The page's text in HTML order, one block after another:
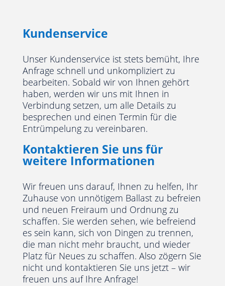
Kundenservice
Unser Kundenservice ist stets bemüht, Ihre
Anfrage schnell und unkompliziert zu
bearbeiten. Sobald wir von Ihnen gehört
haben, werden wir uns mit Ihnen in
Verbindung setzen, um alle Details zu
besprechen und einen Termin für die
Entrümpelung zu vereinbaren.
Kontaktieren Sie uns für
weitere Informationen
Wir freuen uns darauf, Ihnen zu helfen, Ihr
Zuhause von unnötigem Ballast zu befreien
und neuen Freiraum und Ordnung zu
schaffen. Sie werden sehen, wie befreiend
es sein kann, sich von Dingen zu trennen,
die man nicht mehr braucht, und wieder
Platz für Neues zu schaffen. Also zögern Sie
nicht und kontaktieren Sie uns jetzt – wir
freuen uns auf Ihre Anfrage!